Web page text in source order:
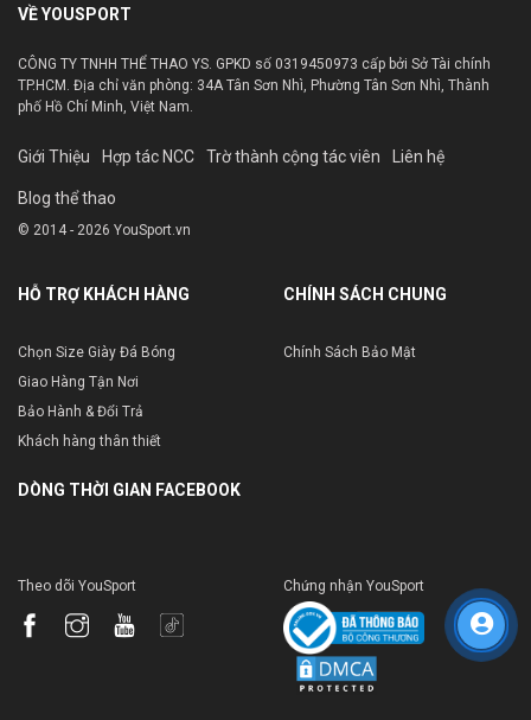
VỀ YOUSPORT
CÔNG TY TNHH THỂ THAO YS. GPKD số 0319450973 cấp bởi Sở Tài chính
TP.HCM. Địa chỉ văn phòng: 34A Tân Sơn Nhì, Phường Tân Sơn Nhì, Thành
phố Hồ Chí Minh, Việt Nam.
Giới Thiệu Hợp tác NCC Trờ thành cộng tác viên Liên hệ
Blog thể thao
© 2014 - 2026 YouSport.vn
HỖ TRỢ KHÁCH HÀNG
Chọn Size Giày Đá Bóng
Giao Hàng Tận Nơi
Bảo Hành & Đổi Trả
Khách hàng thân thiết
CHÍNH SÁCH CHUNG
Chính Sách Bảo Mật
DÒNG THỜI GIAN FACEBOOK
Theo dõi YouSport Chứng nhận YouSport